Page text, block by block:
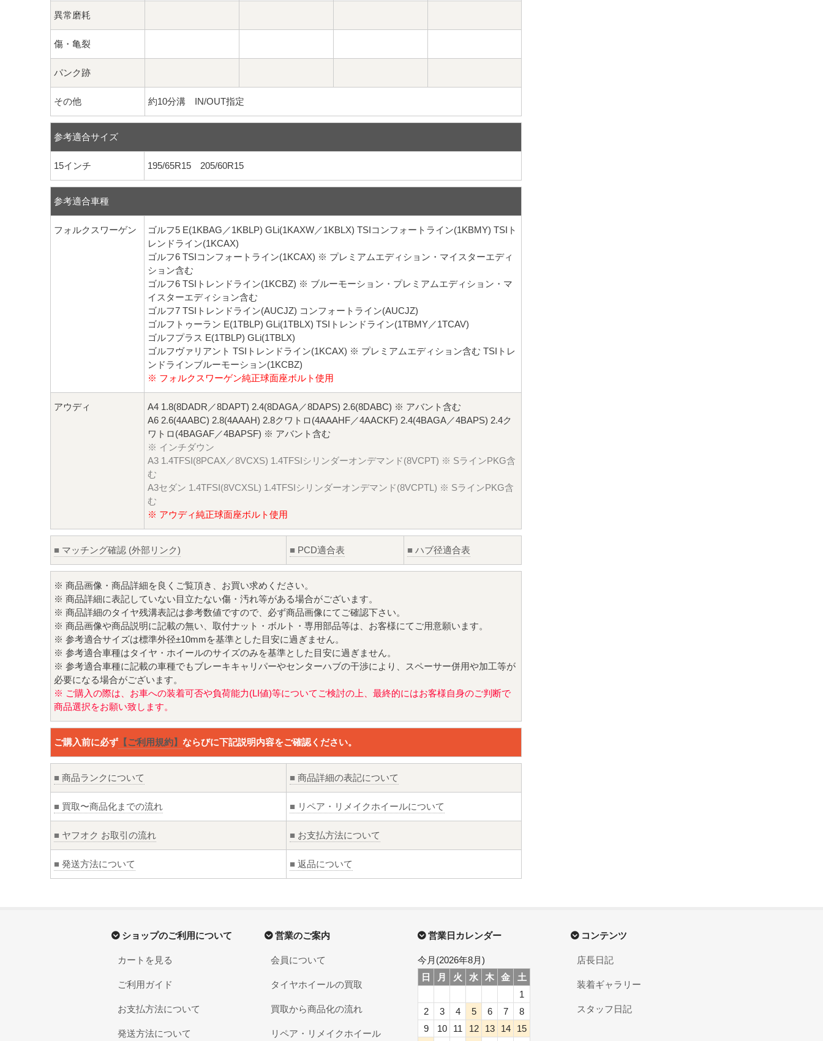
異常磨耗
傷・亀裂
パンク跡
その他 約10分溝 IN/OUT指定
参考適合サイズ
15インチ 195/65R15 205/60R15
参考適合車種
フォルクスワーゲン
ゴルフ5 E(1KBAG／1KBLP) GLi(1KAXW／1KBLX) TSIコンフォートライン(1KBMY) TSIト
レンドライン(1KCAX)
ゴルフ6 TSIコンフォートライン(1KCAX) ※ プレミアムエディション・マイスターエディ
ション含む
ゴルフ6 TSIトレンドライン(1KCBZ) ※ ブルーモーション・プレミアムエディション・マ
イスターエディション含む
ゴルフ7 TSIトレンドライン(AUCJZ) コンフォートライン(AUCJZ)
ゴルフトゥーラン E(1TBLP) GLi(1TBLX) TSIトレンドライン(1TBMY／1TCAV)
ゴルフプラス E(1TBLP) GLi(1TBLX)
ゴルフヴァリアント TSIトレンドライン(1KCAX) ※ プレミアムエディション含む TSIトレ
ンドラインブルーモーション(1KCBZ)
※ フォルクスワーゲン純正球面座ボルト使用
アウディ
A4 1.8(8DADR／8DAPT) 2.4(8DAGA／8DAPS) 2.6(8DABC) ※ アバント含む
A6 2.6(4AABC) 2.8(4AAAH) 2.8クワトロ(4AAAHF／4AACKF) 2.4(4BAGA／4BAPS) 2.4ク
ワトロ(4BAGAF／4BAPSF) ※ アバント含む
※ インチダウン
A3 1.4TFSI(8PCAX／8VCXS) 1.4TFSIシリンダーオンデマンド(8VCPT) ※ SラインPKG含
む
A3セダン 1.4TFSI(8VCXSL) 1.4TFSIシリンダーオンデマンド(8VCPTL) ※ SラインPKG含
む
※ アウディ純正球面座ボルト使用
■ マッチング確認 (外部リンク) ■ PCD適合表 ■ ハブ径適合表
※ 商品画像・商品詳細を良くご覧頂き、お買い求めください。
※ 商品詳細に表記していない目立たない傷・汚れ等がある場合がございます。
※ 商品詳細のタイヤ残溝表記は参考数値ですので、必ず商品画像にてご確認下さい。
※ 商品画像や商品説明に記載の無い、取付ナット・ボルト・専用部品等は、お客様にてご用意願います。
※ 参考適合サイズは標準外径±10mmを基準とした目安に過ぎません。
※ 参考適合車種はタイヤ・ホイールのサイズのみを基準とした目安に過ぎません。
※ 参考適合車種に記載の車種でもブレーキキャリパーやセンターハブの干渉により、スペーサー併用や加工等が
必要になる場合がございます。
※ ご購入の際は、お車への装着可否や負荷能力(LI値)等についてご検討の上、最終的にはお客様自身のご判断で
商品選択をお願い致します。
ご購入前に必ず 【ご利用規約】 ならびに下記説明内容をご確認ください。
■ 商品ランクについて ■ 商品詳細の表記について
■ 買取〜商品化までの流れ ■ リペア・リメイクホイールについて
■ ヤフオク お取引の流れ ■ お支払方法について
■ 発送方法について ■ 返品について
ショップのご利用について
カートを見る
ご利用ガイド
お支払方法について
発送方法について
営業のご案内
会員について
タイヤホイールの買取
買取から商品化の流れ
リペア・リメイクホイール
コンテンツ
店長日記
装着ギャラリー
スタッフ日記
営業日カレンダー
今月(2026年8月)
日
月 火 水 木 金
土
1
2
3 4 5 6 7
8
9
10 11 12 13 14
15